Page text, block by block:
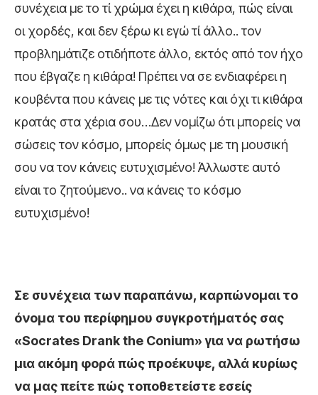
συνέχεια με το τί χρώμα έχει η κιθάρα, πώς είναι
οι χορδές, και δεν ξέρω κι εγώ τί άλλο.. τον
προβλημάτιζε οτιδήποτε άλλο, εκτός από τον ήχο
που έβγαζε η κιθάρα! Πρέπει να σε ενδιαφέρει η
κουβέντα που κάνεις με τις νότες και όχι τι κιθάρα
κρατάς στα χέρια σου…Δεν νομίζω ότι μπορείς να
σώσεις τον κόσμο, μπορείς όμως με τη μουσική
σου να τον κάνεις ευτυχισμένο! Άλλωστε αυτό
είναι το ζητούμενο.. να κάνεις το κόσμο
ευτυχισμένο!
Σε συνέχεια των παραπάνω, καρπώνομαι το
όνομα του περίφημου συγκροτήματός σας
«Socrates Drank the Conium» για να ρωτήσω
μια ακόμη φορά πώς προέκυψε, αλλά κυρίως
να μας πείτε πώς τοποθετείστε εσείς